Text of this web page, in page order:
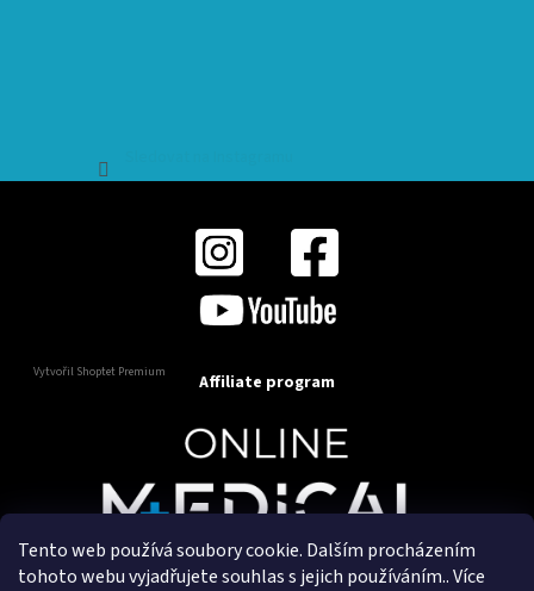
Tento web používá soubory cookie. Dalším procházením
tohoto webu vyjadřujete souhlas s jejich používáním.. Více
Vytvořil Shoptet Premium Affiliate program
Copyright 2025OnlineMedical.cz. Všechna práva